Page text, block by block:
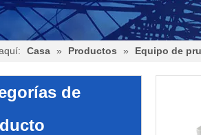
Casa » Productos » Equipo de
de